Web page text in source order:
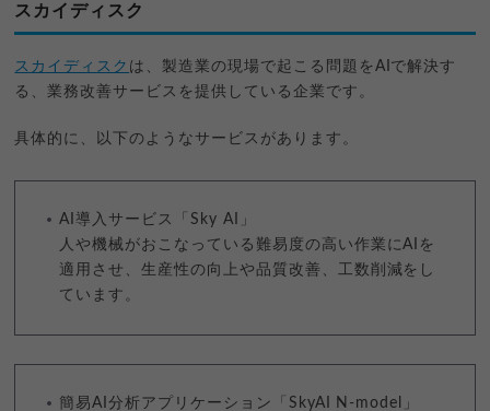
スカイディスク
スカイディスク は、製造業の現場で起こる問題をAIで解決す
る、業務改善サービスを提供している企業です。
具体的に、以下のようなサービスがあります。
AI導入サービス「Sky AI」
人や機械がおこなっている難易度の高い作業にAIを
適用させ、生産性の向上や品質改善、工数削減をし
ています。
簡易AI分析アプリケーション「SkyAI N-model」